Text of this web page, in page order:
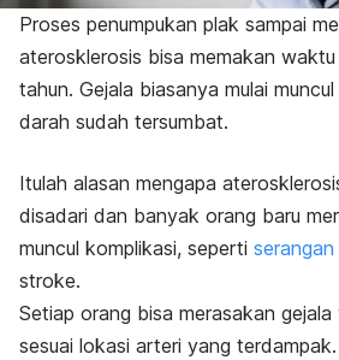
Proses penumpukan plak sampai
aterosklerosis bisa memakan
tahun. Gejala biasanya mulai
darah sudah tersumbat.
Itulah alasan mengapa
disadari dan banyak orang baru
muncul komplikasi, seperti
stroke.
Setiap orang bisa merasakan
sesuai lokasi arteri yang